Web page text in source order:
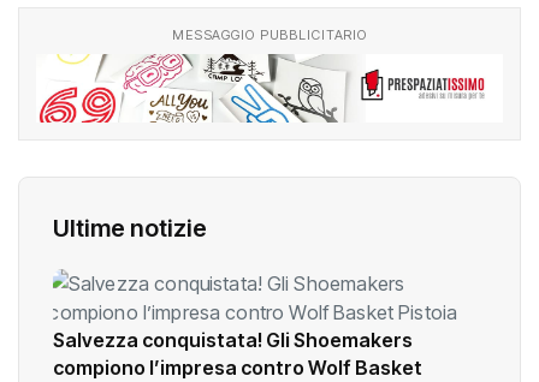
MESSAGGIO PUBBLICITARIO
Ultime notizie
Salvezza conquistata! Gli Shoemakers
compiono l’impresa contro Wolf Basket